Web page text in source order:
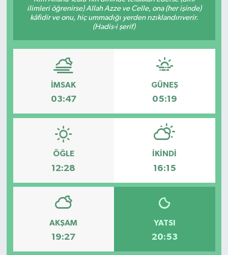
ilimleri öğrenirse) Allah Azze ve Celle, ona (her işinde)
kâfidir ve onu, hiç ummadığı yerden rızıklandırıverir.
(Hadis-i şerif)
İMSAK
03:47
GÜNEŞ
05:19
ÖĞLE
12:28
İKINDI
16:15
AKŞAM
19:27
YATSI
20:53
Siyaset
Kültür Sanat
Korkut
Bulanık
Malazgirt
Varto